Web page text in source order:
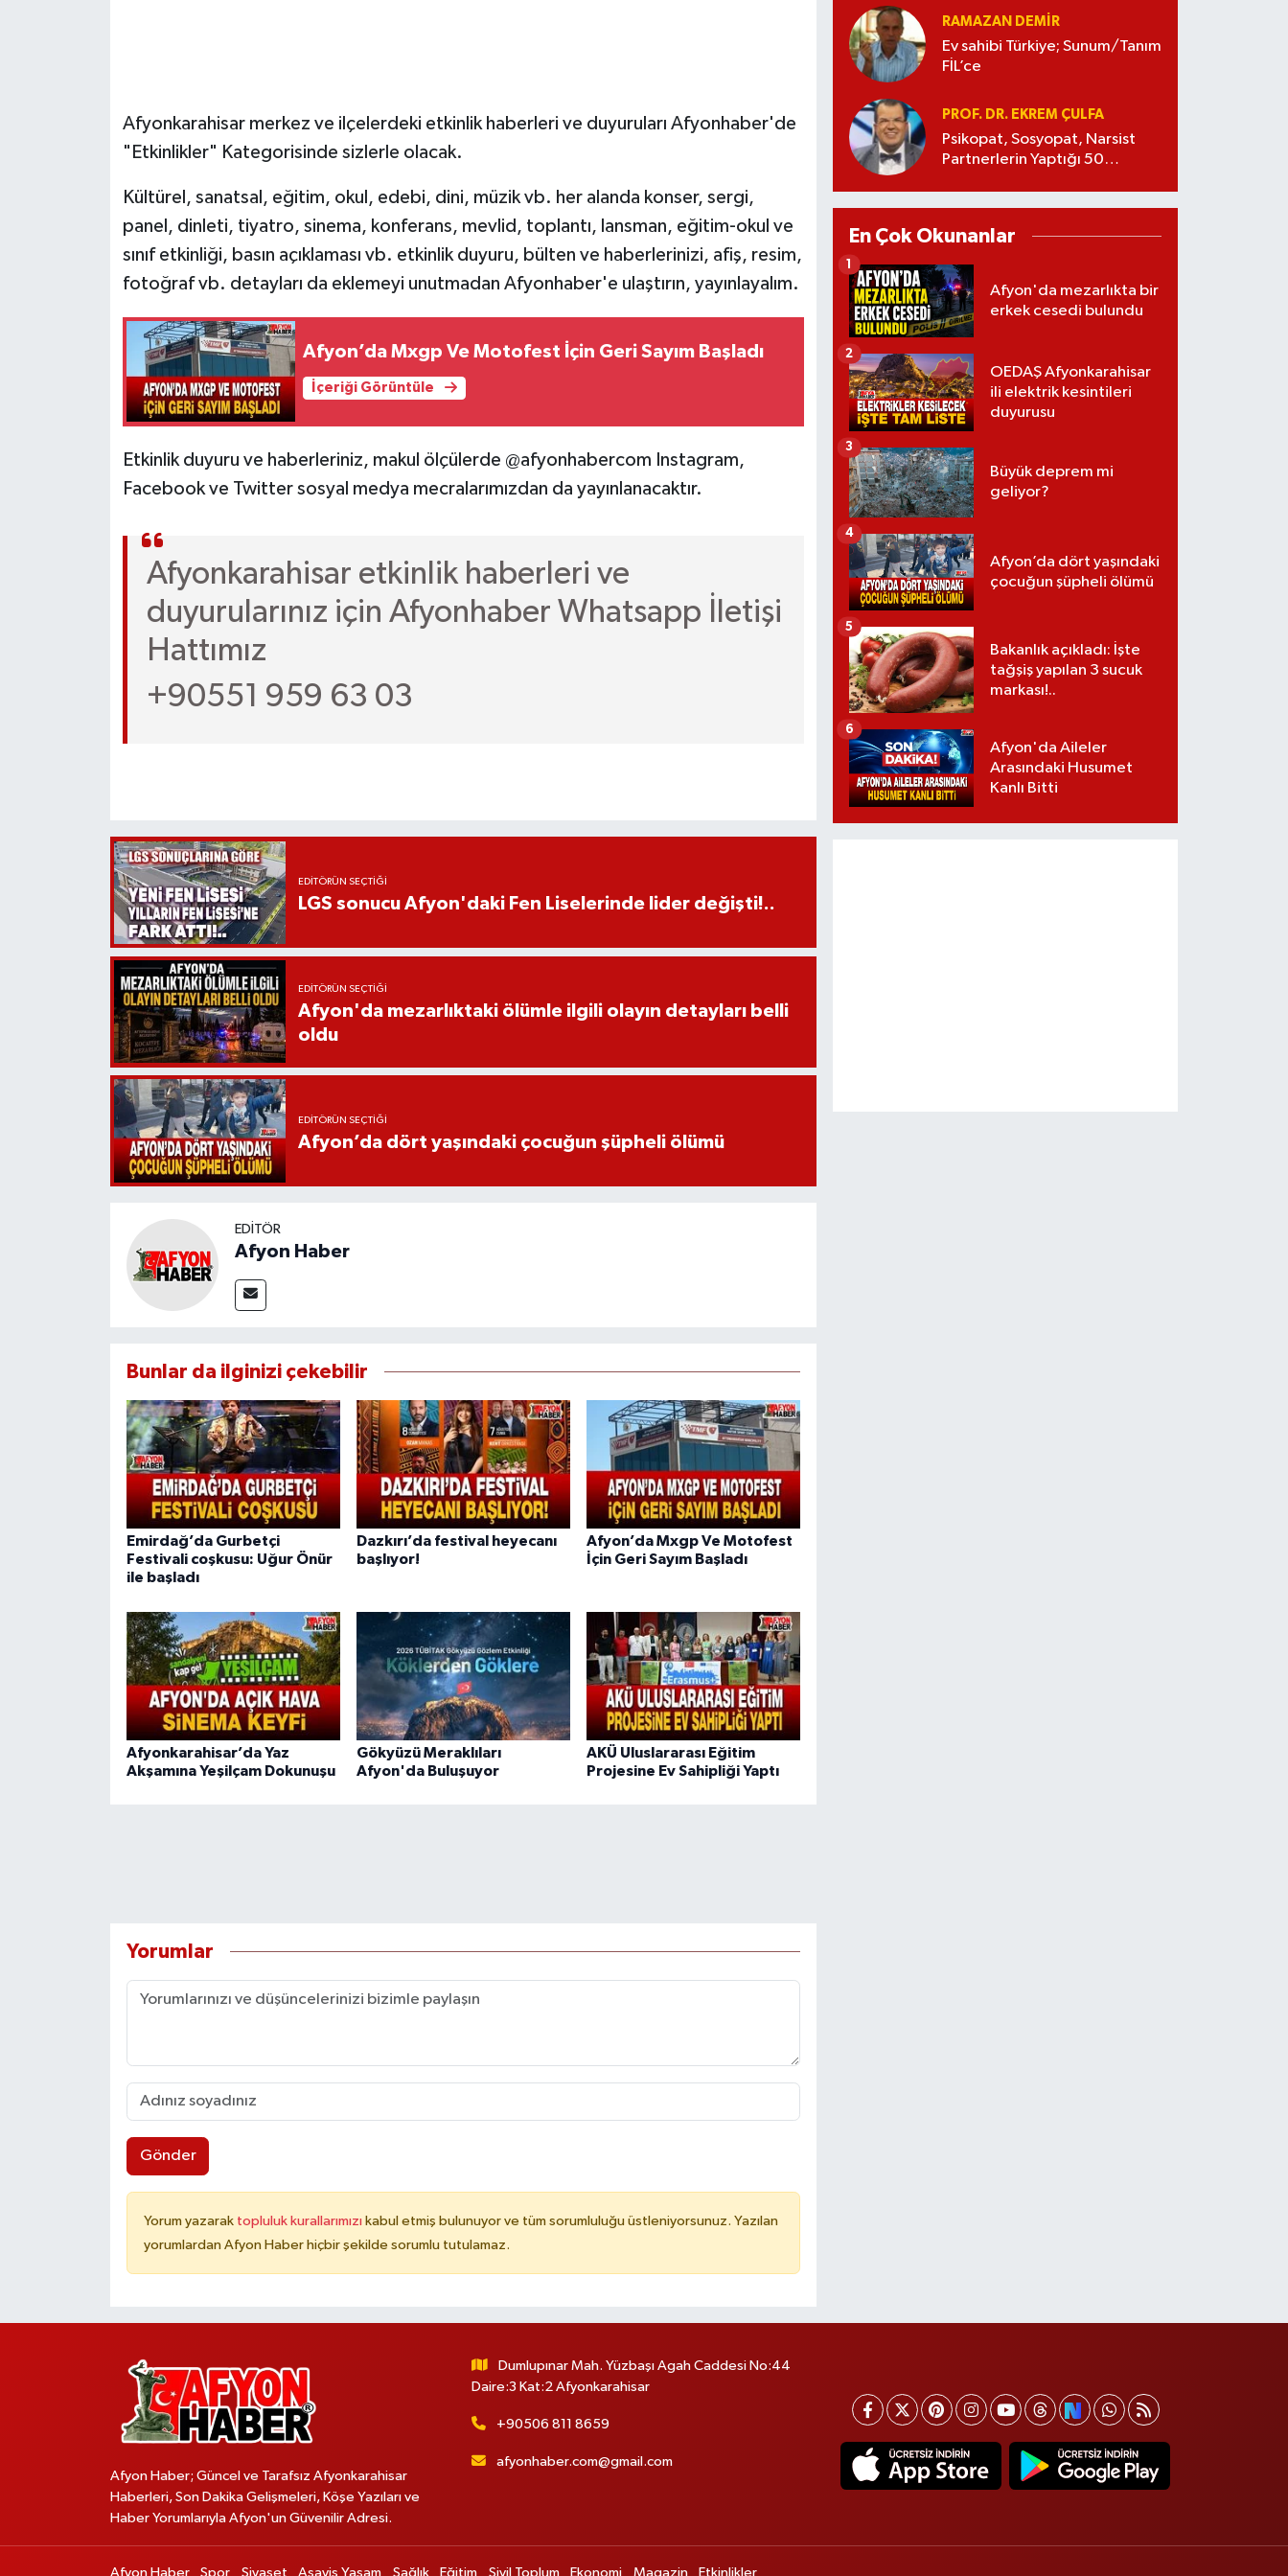
Afyonkarahisar merkez ve ilçelerdeki etkinlik haberleri ve duyuruları Afyonhaber'de
"Etkinlikler" Kategorisinde sizlerle olacak.
Kültürel, sanatsal, eğitim, okul, edebi, dini, müzik vb. her alanda konser, sergi,
panel, dinleti, tiyatro, sinema, konferans, mevlid, toplantı, lansman, eğitim-okul ve
sınıf etkinliği, basın açıklaması vb. etkinlik duyuru, bülten ve haberlerinizi, afiş, resim,
fotoğraf vb. detayları da eklemeyi unutmadan Afyonhaber'e ulaştırın, yayınlayalım.
Afyon’da Mxgp Ve Motofest İçin Geri Sayım Başladı
İçeriği Görüntüle
Etkinlik duyuru ve haberleriniz, makul ölçülerde @afyonhabercom Instagram,
Facebook ve Twitter sosyal medya mecralarımızdan da yayınlanacaktır.
Afyonkarahisar etkinlik haberleri ve
duyurularınız için Afyonhaber Whatsapp İletişi
Hattımız
+90551 959 63 03
EDITÖRÜN SEÇTIĞI
LGS sonucu Afyon'daki Fen Liselerinde lider değişti!..
EDITÖRÜN SEÇTIĞI
Afyon'da mezarlıktaki ölümle ilgili olayın detayları belli
oldu
EDITÖRÜN SEÇTIĞI
Afyon’da dört yaşındaki çocuğun şüpheli ölümü
EDITÖR
Afyon Haber
Bunlar da ilginizi çekebilir
Emirdağ’da Gurbetçi
Festivali coşkusu: Uğur Önür
ile başladı
Dazkırı’da festival heyecanı
başlıyor!
Afyon’da Mxgp Ve Motofest
İçin Geri Sayım Başladı
Afyonkarahisar’da Yaz
Akşamına Yeşilçam Dokunuşu
Gökyüzü Meraklıları
Afyon'da Buluşuyor
AKÜ Uluslararası Eğitim
Projesine Ev Sahipliği Yaptı
Yorumlar
Gönder
Yorum yazarak topluluk kurallarımızı kabul etmiş bulunuyor ve tüm sorumluluğu üstleniyorsunuz. Yazılan
yorumlardan Afyon Haber hiçbir şekilde sorumlu tutulamaz.
RAMAZAN DEMİR
Ev sahibi Türkiye; Sunum/Tanım
FİL’ce
PROF. DR. EKREM ÇULFA
Psikopat, Sosyopat, Narsist
Partnerlerin Yaptığı 50
En Çok Okunanlar
Afyon'da mezarlıkta bir
erkek cesedi bulundu
1
OEDAŞ Afyonkarahisar
ili elektrik kesintileri
duyurusu
2
Büyük deprem mi
geliyor?
3
Afyon’da dört yaşındaki
çocuğun şüpheli ölümü
4
Bakanlık açıkladı: İşte
tağşiş yapılan 3 sucuk
markası!..
5
Afyon'da Aileler
Arasındaki Husumet
Kanlı Bitti
6
Afyon Haber; Güncel ve Tarafsız Afyonkarahisar
Haberleri, Son Dakika Gelişmeleri, Köşe Yazıları ve
Haber Yorumlarıyla Afyon'un Güvenilir Adresi.
Dumlupınar Mah. Yüzbaşı Agah Caddesi No:44
Daire:3 Kat:2 Afyonkarahisar
+90506 811 8659
afyonhaber.com@gmail.com
Afyon Haber Spor Siyaset Asayiş Yaşam Sağlık Eğitim Sivil Toplum Ekonomi Magazin Etkinlikler